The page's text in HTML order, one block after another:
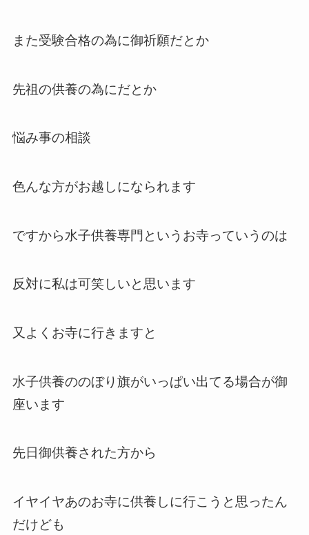
また受験合格の為に御祈願だとか
先祖の供養の為にだとか
悩み事の相談
色んな方がお越しになられます
ですから水子供養専門というお寺っていうのは
反対に私は可笑しいと思います
又よくお寺に行きますと
水子供養ののぼり旗がいっぱい出てる場合が御
座います
先日御供養された方から
イヤイヤあのお寺に供養しに行こうと思ったん
だけども